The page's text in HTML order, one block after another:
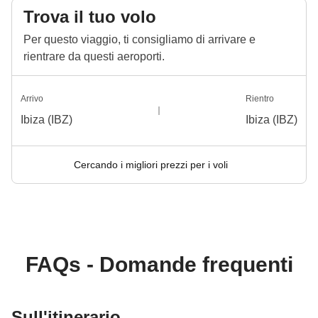
Trova il tuo volo
Per questo viaggio, ti consigliamo di arrivare e
rientrare da questi aeroporti.
Arrivo
Ibiza (IBZ)
Rientro
Ibiza (IBZ)
Cercando i migliori prezzi per i voli
FAQs - Domande frequenti